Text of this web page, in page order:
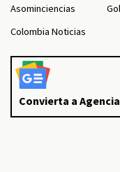
Asominciencias
Colombia Noticias
Convierta a